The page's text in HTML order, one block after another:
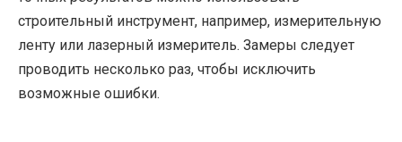
строительный инструмент, например, измерительную
ленту или лазерный измеритель. Замеры следует
проводить несколько раз, чтобы исключить
возможные ошибки.